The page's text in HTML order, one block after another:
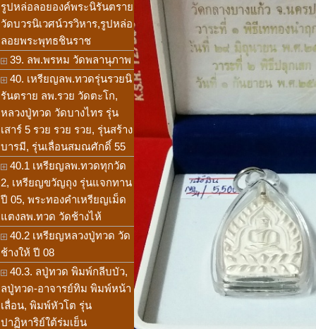
รูปหล่อลอยองค์พระนิรันตราย
วัดบวรนิเวศน์วรวิหาร,รูปหล่อ
ลอยพระพุทธชินราช
39. ลพ.พรหม วัดพลานุภาพ
40. เหรียญลพ.ทวดรุ่นรวยนิ
รันตราย ลพ.รวย วัดตะโก,
หลวงปู่ทวด วัดบางไทร รุ่น
เสาร์ 5 รวย รวย รวย, รุ่นสร้าง
บารมี, รุ่นเลื่อนสมณศักดิ์ 55
40.1 เหรียญลพ.ทวดทุกวัด
2, เหรียญขวัญถุง รุ่นแจกทาน
ปี 05, พระทองคำเหรียญเม็ด
แตงลพ.ทวด วัดช้างไห้
40.2 เหรียญหลวงปู่ทวด วัด
ช้างให้ ปี 08
40.3. ลปู่ทวด พิมพ์กลีบบัว,
ลปู่ทวด-อาจารย์ทิม พิมพ์หน้า
เลื่อน, พิมพ์หัวโต รุ่น
ปาฏิหาริย์ใต้ร่มเย็น